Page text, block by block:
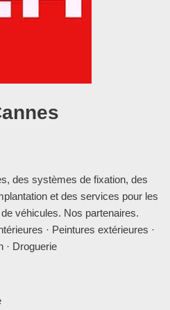
des systèmes de fixation, des
et des services pour les
véhicules. Nos partenaires.
· Peintures extérieures ·
· Droguerie